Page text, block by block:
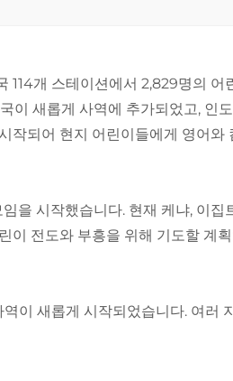
개 스테이션에서 2,829명의
이 새롭게 사역에 추가되었고,
작되어 현지 어린이들에게 영어와
을 시작했습니다. 현재 케냐, 이
이 전도와 부흥을 위해 기도할 계
이 새롭게 시작되었습니다. 여